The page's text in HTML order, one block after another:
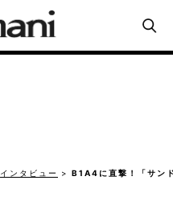
インタビュー B1A4に直撃！「サン